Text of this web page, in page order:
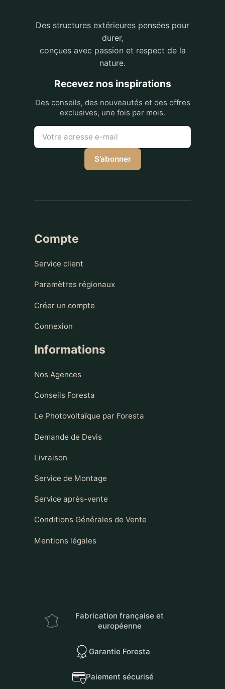
Des structures extérieures pensées pour
durer,
conçues avec passion et respect de la
nature.
Recevez nos inspirations
Des conseils, des nouveautés et des offres
exclusives, une fois par mois.
S’abonner
Compte
Service client
Paramètres régionaux
Créer un compte
Connexion
Informations
Nos Agences
Conseils Foresta
Le Photovoltaïque par Foresta
Demande de Devis
Livraison
Service de Montage
Service après-vente
Conditions Générales de Vente
Mentions légales
Fabrication française et
européenne
Garantie Foresta
Paiement sécurisé